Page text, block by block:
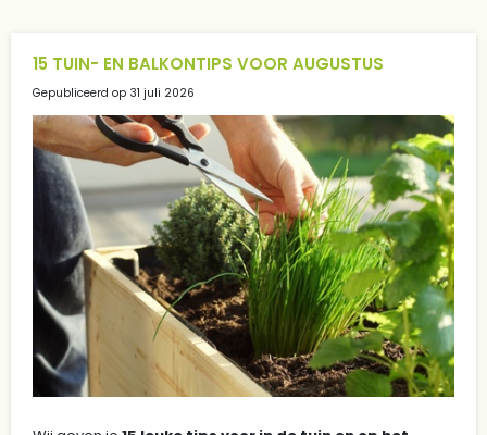
15 TUIN- EN BALKONTIPS VOOR AUGUSTUS
Gepubliceerd op 31 juli 2026